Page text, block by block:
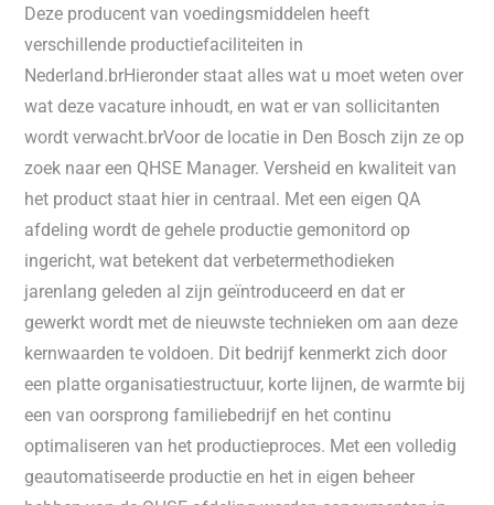
Deze producent van voedingsmiddelen heeft
verschillende productiefaciliteiten in
Nederland.brHieronder staat alles wat u moet weten over
wat deze vacature inhoudt, en wat er van sollicitanten
wordt verwacht.brVoor de locatie in Den Bosch zijn ze op
zoek naar een QHSE Manager. Versheid en kwaliteit van
het product staat hier in centraal. Met een eigen QA
afdeling wordt de gehele productie gemonitord op
ingericht, wat betekent dat verbetermethodieken
jarenlang geleden al zijn geïntroduceerd en dat er
gewerkt wordt met de nieuwste technieken om aan deze
kernwaarden te voldoen. Dit bedrijf kenmerkt zich door
een platte organisatiestructuur, korte lijnen, de warmte bij
een van oorsprong familiebedrijf en het continu
optimaliseren van het productieproces. Met een volledig
geautomatiseerde productie en het in eigen beheer